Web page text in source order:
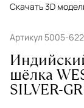
Скачать 3D
Артикул 5005-
шёлка
SILVER-